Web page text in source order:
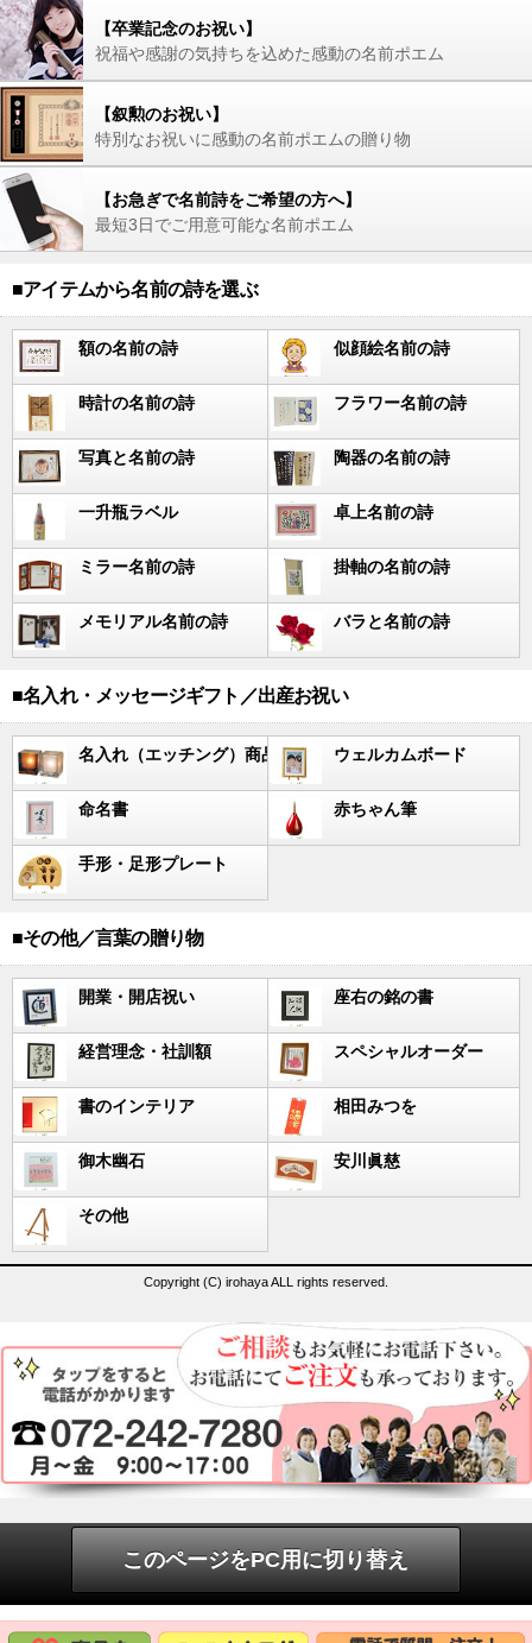
【卒業記念のお祝い】
祝福や感謝の気持ちを込めた感動の名前ポエム
【叙勲のお祝い】
特別なお祝いに感動の名前ポエムの贈り物
【お急ぎで名前詩をご希望の方へ】
最短3日でご用意可能な名前ポエム
■アイテムから名前の詩を選ぶ
額の名前の詩 似顔絵名前の詩
時計の名前の詩 フラワー名前の詩
写真と名前の詩 陶器の名前の詩
一升瓶ラベル 卓上名前の詩
ミラー名前の詩 掛軸の名前の詩
メモリアル名前の詩 バラと名前の詩
■名入れ・メッセージギフト／出産お祝い
名入れ（エッチング）商品 ウェルカムボード
命名書 赤ちゃん筆
手形・足形プレート
■その他／言葉の贈り物
開業・開店祝い 座右の銘の書
経営理念・社訓額 スペシャルオーダー
書のインテリア 相田みつを
御木幽石 安川眞慈
その他
Copyright (C) irohaya ALL rights reserved.
このページをPC用に切り替え